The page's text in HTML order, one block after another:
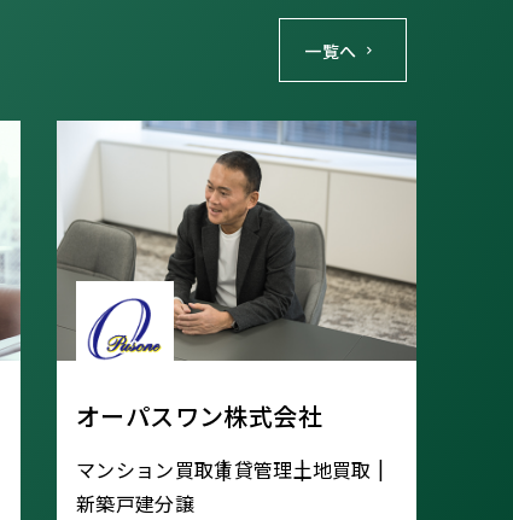
一覧へ
オーパスワン株式会社
マンション買取賃貸管理土地買取
新築戸建分譲